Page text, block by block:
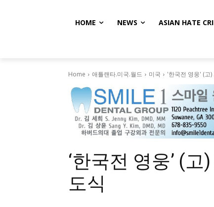
HOME NEWS ASIAN HATE
Home 애틀랜타.미국.월드 미국 '한국전 영웅' (고
‘한국전 영웅’ (
도식